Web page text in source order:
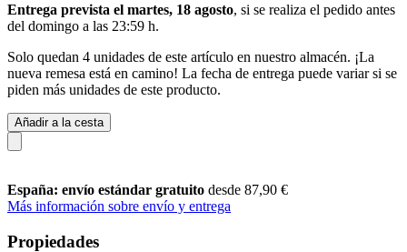
Entrega prevista el martes, 18 agosto, si se realiza el pedido antes
del domingo a las 23:59 h.
Solo quedan 4 unidades de este artículo en nuestro almacén. ¡La
nueva remesa está en camino! La fecha de entrega puede variar si se
piden más unidades de este producto.
Añadir a la cesta
España: envío estándar gratuito desde 87,90 €
Más información sobre envío y entrega
Propiedades